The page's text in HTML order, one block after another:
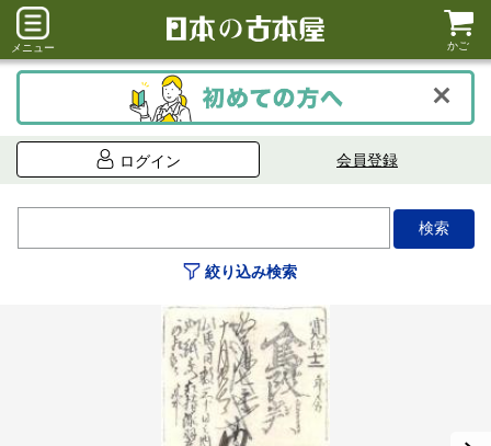
メニュー かご
ログイン 会員登録
絞り込み検索